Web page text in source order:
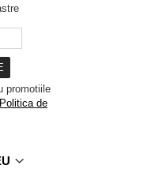
promotiile
Politica de